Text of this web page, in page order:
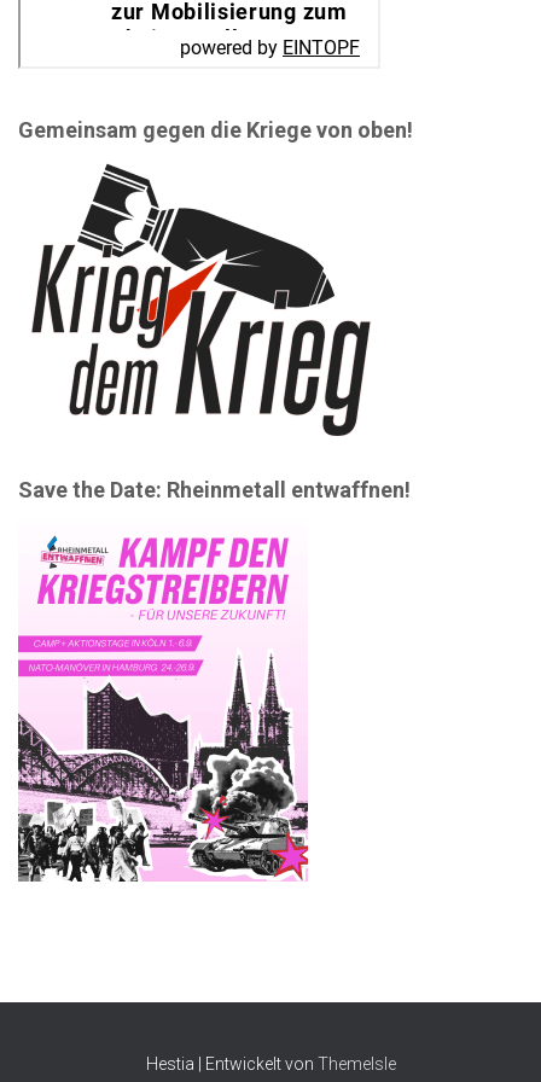
Gemeinsam gegen die Kriege von oben!
Save the Date: Rheinmetall entwaffnen!
Hestia | Entwickelt von ThemeIsle